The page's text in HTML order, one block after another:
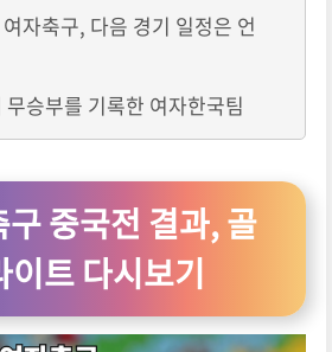
자축구, 다음 경기 일정은 언
승부를 기록한 여자한국팀
중국전 결과, 골
이트 다시보기